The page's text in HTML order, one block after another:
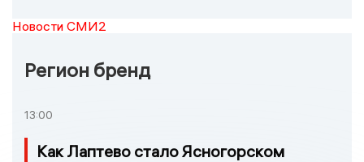
Новости СМИ2
Регион бренд
13:00
Как Лаптево стало Ясногорском